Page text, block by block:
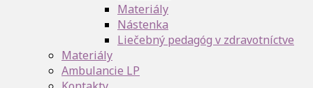
Materiály
Nástenka
Liečebný pedagóg v zdravotníctve
Materiály
Ambulancie LP